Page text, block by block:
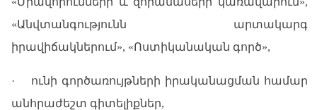
«Անվտանգությունն արտակարգ
իրավիճակներում», «Ոստիկանական գործ»,
· ունի գործառույթների իրականացման համար
անհրաժեշտ գիտելիքներ,